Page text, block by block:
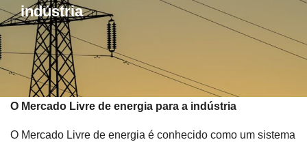
indústria
O Mercado Livre de energia para a indústria
O Mercado Livre de energia é conhecido como um sistema